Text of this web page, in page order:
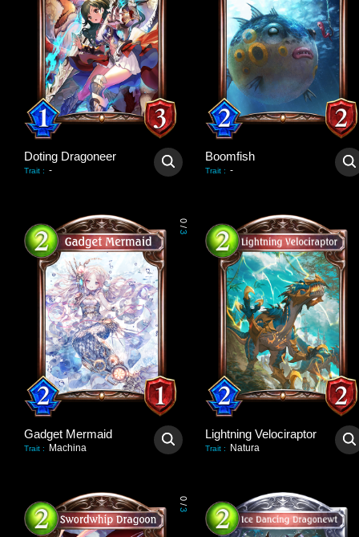
Doting Dragoneer
Trait : -
Boomfish
Trait : -
0
/
3
Gadget Mermaid
Trait : Machina
Lightning Velociraptor
Trait : Natura
0
/
3